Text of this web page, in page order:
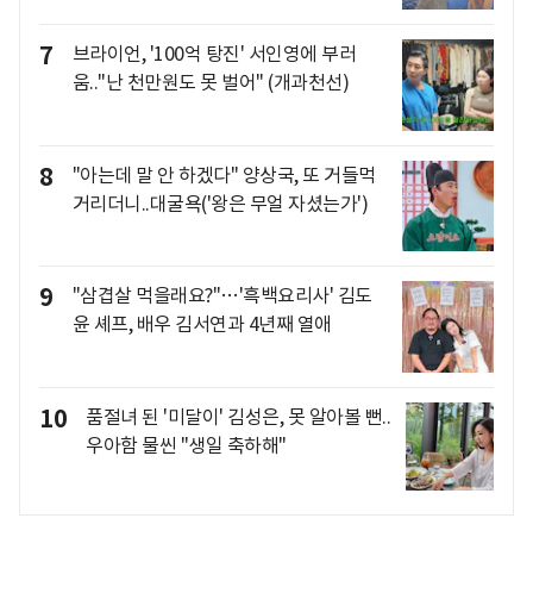
7
브라이언, '100억 탕진' 서인영에 부러
움.."난 천만원도 못 벌어" (개과천선)
8
"아는데 말 안 하겠다" 양상국, 또 거들먹
거리더니..대굴욕('왕은 무얼 자셨는가')
9
"삼겹살 먹을래요?"…'흑백요리사' 김도
윤 셰프, 배우 김서연과 4년째 열애
10
품절녀 된 '미달이' 김성은, 못 알아볼 뻔..
우아함 물씬 "생일 축하해"